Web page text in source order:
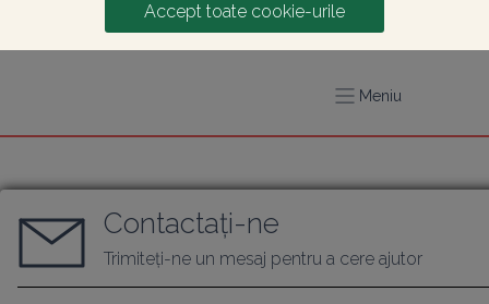
Accept toate cookie-urile
Meniu
Contactați-ne
Trimiteți-ne un mesaj pentru a cere ajutor